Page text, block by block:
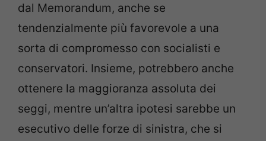
dal Memorandum, anche se
tendenzialmente più favorevole a una
sorta di compromesso con socialisti e
conservatori. Insieme, potrebbero anche
ottenere la maggioranza assoluta dei
seggi, mentre un’altra ipotesi sarebbe un
esecutivo delle forze di sinistra, che si